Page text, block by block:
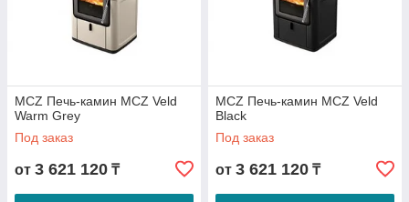
MCZ Печь-камин MCZ Veld
Warm Grey
Под заказ
от 3 621 120 ₸
MCZ Печь-камин MCZ Veld
Black
Под заказ
от 3 621 120 ₸